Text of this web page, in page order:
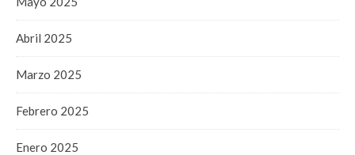
Abril 2025
Marzo 2025
Febrero 2025
Enero 2025